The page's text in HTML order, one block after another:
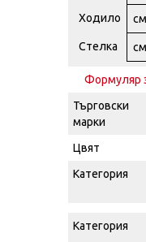
Ходило см
Стелка см
Формуляр
Търговски
марки
Цвят
Категория
Категория